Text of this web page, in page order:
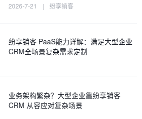
2026-7-21 | 纷享销客
纷享销客 PaaS能力详解：满足大型企业
CRM全场景复杂需求定制
业务架构繁杂？大型企业靠纷享销客
CRM 从容应对复杂场景